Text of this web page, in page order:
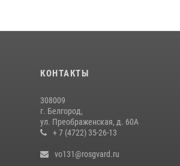
КОНТАКТЫ
308009
г. Белгород,
ул. Преображенская, д. 60А
+ 7 (4722) 35-26-13
vo131@rosgvard.ru